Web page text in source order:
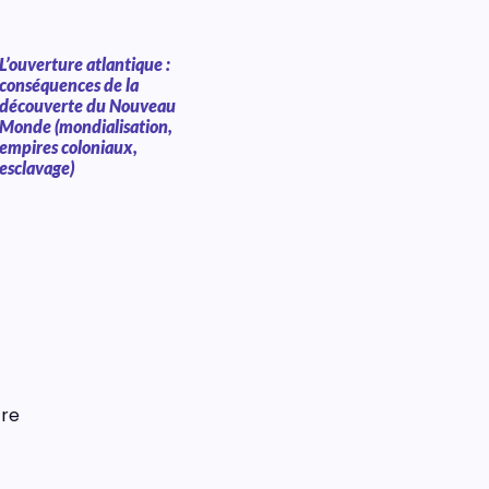
L’ouverture atlantique :
conséquences de la
découverte du Nouveau
Monde (mondialisation,
empires coloniaux,
esclavage)